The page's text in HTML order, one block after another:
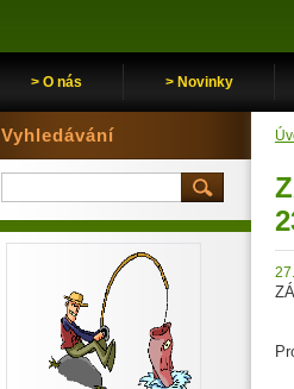
> O nás > Novinky
Vyhledávání